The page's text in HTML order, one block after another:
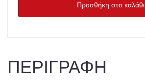
Προσθήκη στο καλάθι
ΠΕΡΙΓΡΑΦΗ